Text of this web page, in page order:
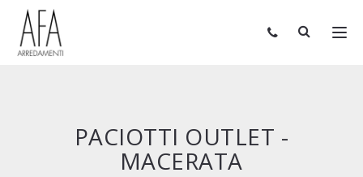
PACIOTTI OUTLET -
MACERATA